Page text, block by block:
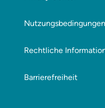
Rechtliche
Barrierefreiheit